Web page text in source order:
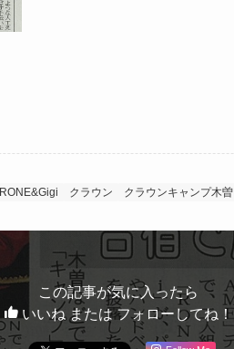
RONE&Gigi クラウン クラウンキャンプ木曽
この記事が気に入ったら
いいね または フォローしてね！